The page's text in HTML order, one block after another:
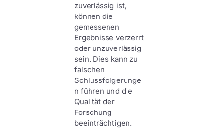
zuverlässig ist,
können die
gemessenen
Ergebnisse verzerrt
oder unzuverlässig
sein. Dies kann zu
falschen
Schlussfolgerunge
n führen und die
Qualität der
Forschung
beeinträchtigen.